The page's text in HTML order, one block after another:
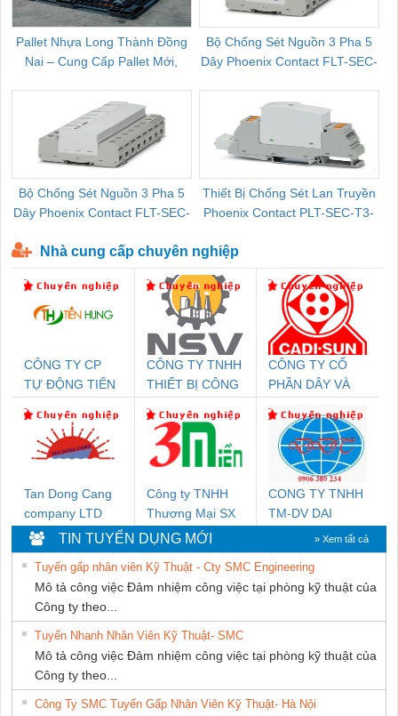
Pallet Nhựa Long Thành Đồng
Nai – Cung Cấp Pallet Mới,
Bộ Chống Sét Nguồn 3 Pha 5
Dây Phoenix Contact FLT-SEC-
Bộ Chống Sét Nguồn 3 Pha 5
Dây Phoenix Contact FLT-SEC-
Thiết Bị Chống Sét Lan Truyền
Phoenix Contact PLT-SEC-T3-
Nhà cung cấp chuyên nghiệp
CÔNG TY CP
TỰ ĐỘNG TIẾN
CÔNG TY TNHH
THIẾT BỊ CÔNG
SETSUBI VIỆT
NAM
CÔNG TY CỔ
PHẦN DÂY VÀ
THƯỢNG ĐÌNH
Tan Dong Cang
company LTD
Công ty TNHH
Thương Mại SX
Ba Miền
CONG TY TNHH
TM-DV DAI
DONG THANH
TIN TUYỂN DỤNG MỚI » Xem tất cả
Tuyển gấp nhân viên Kỹ Thuật - Cty SMC Engineering
Mô tả công việc Đảm nhiệm công việc tại phòng kỹ thuật của
Công ty theo...
Tuyển Nhanh Nhân Viên Kỹ Thuật- SMC
Mô tả công việc Đảm nhiệm công việc tại phòng kỹ thuật của
Công ty theo...
Công Ty SMC Tuyển Gấp Nhân Viên Kỹ Thuật- Hà Nội